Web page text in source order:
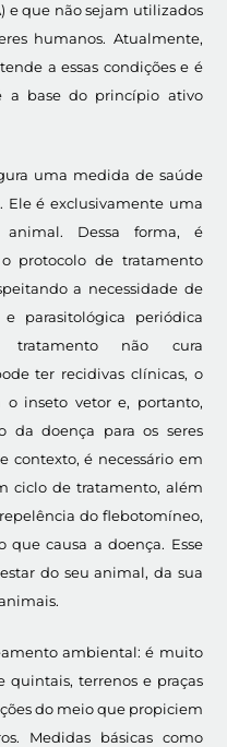
e que não sejam utilizados
humanos. Atualmente,
a essas condições e é
a base do princípio ativo
uma medida de saúde
Ele é exclusivamente uma
animal. Dessa forma, é
protocolo de tratamento
a necessidade de
parasitológica periódica
tratamento não cura
ter recidivas clínicas, o
inseto vetor e, portanto,
da doença para os seres
contexto, é necessário em
ciclo de tratamento, além
do flebotomíneo,
que causa a doença. Esse
do seu animal, da sua
ambiental: é muito
terrenos e praças
do meio que propiciem
Medidas básicas como